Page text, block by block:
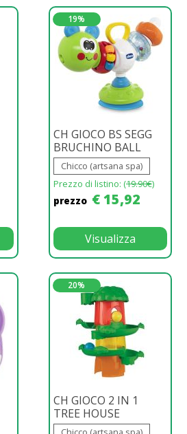
19%
CH GIOCO BS SEGG
BRUCHINO BALL
Chicco (artsana spa)
Prezzo di listino: (19.90€)
prezzo € 15,92
Visualizza
20%
CH GIOCO 2 IN 1
TREE HOUSE